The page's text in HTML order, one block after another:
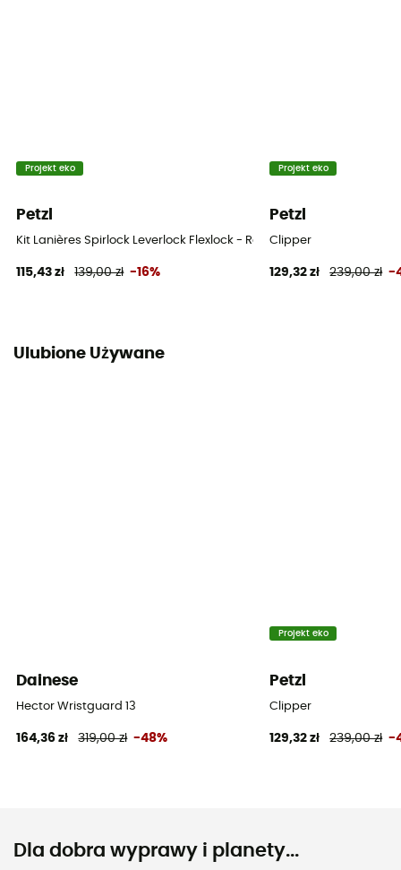
Projekt eko
Petzl
Kit Lanières Spirlock Leverlock Flexlock - Rakiety śnieżne
115,43 zł 139,00 zł -16%
Projekt eko
Petzl
Clipper
129,32 zł 239,00 zł -
Ulubione Używane
Dainese
Hector Wristguard 13
164,36 zł 319,00 zł -48%
Projekt eko
Petzl
Clipper
129,32 zł 239,00 zł -
Dla dobra wyprawy i planety...